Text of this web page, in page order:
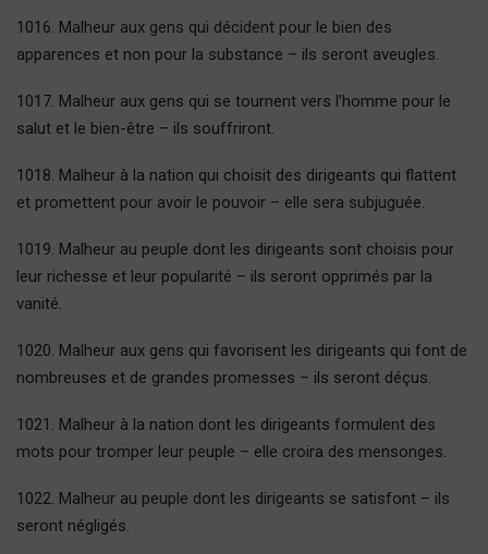
1016. Malheur aux gens qui décident pour le bien des
apparences et non pour la substance – ils seront aveugles.
1017. Malheur aux gens qui se tournent vers l’homme pour le
salut et le bien-être – ils souffriront.
1018. Malheur à la nation qui choisit des dirigeants qui flattent
et promettent pour avoir le pouvoir – elle sera subjuguée.
1019. Malheur au peuple dont les dirigeants sont choisis pour
leur richesse et leur popularité – ils seront opprimés par la
vanité.
1020. Malheur aux gens qui favorisent les dirigeants qui font de
nombreuses et de grandes promesses – ils seront déçus.
1021. Malheur à la nation dont les dirigeants formulent des
mots pour tromper leur peuple – elle croira des mensonges.
1022. Malheur au peuple dont les dirigeants se satisfont – ils
seront négligés.